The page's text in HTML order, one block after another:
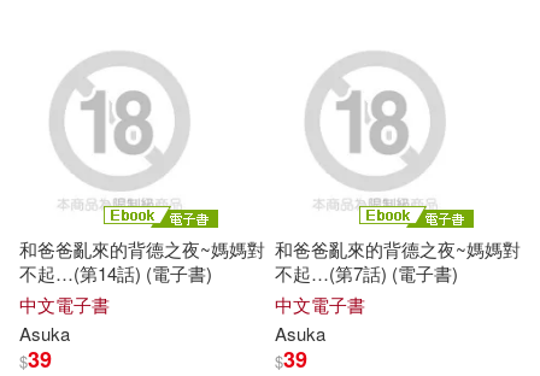
和爸爸亂來的背德之夜~媽媽對
不起…(第14話) (電子書)
中文電子書
Asuka
$39
和爸爸亂來的背德之夜~媽媽對
不起…(第7話) (電子書)
中文電子書
Asuka
$39